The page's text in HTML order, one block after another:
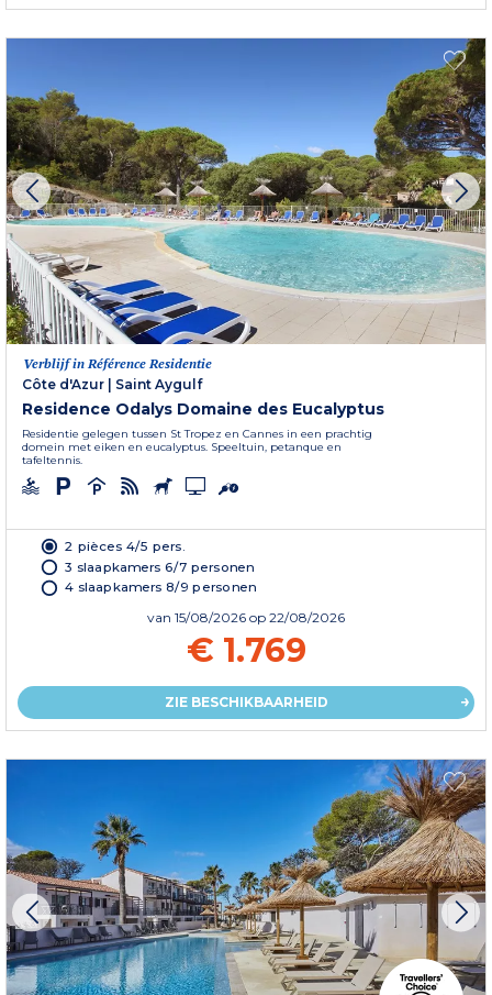
Verblijf in Référence Residentie
Côte d'Azur
Saint Aygulf
Residence Odalys Domaine des Eucalyptus
Residentie gelegen tussen St Tropez en Cannes in een prachtig
domein met eiken en eucalyptus. Speeltuin, petanque en
tafeltennis.
2 pièces 4/5 pers.
3 slaapkamers 6/7 personen
4 slaapkamers 8/9 personen
van 15/08/2026 op 22/08/2026
€ 1.769
ZIE BESCHIKBAARHEID